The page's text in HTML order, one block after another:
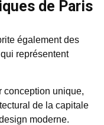
de Paris
également des
représentent
conception unique,
de la capitale
moderne.